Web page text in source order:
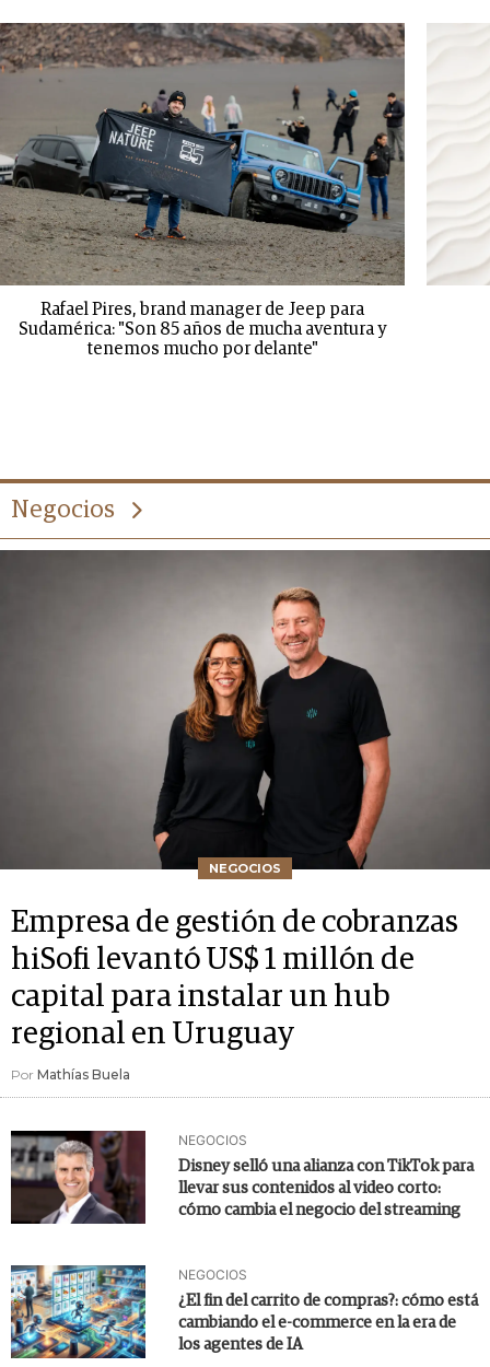
Rafael Pires, brand manager de Jeep para
Sudamérica: "Son 85 años de mucha aventura y
tenemos mucho por delante"
Negocios
NEGOCIOS
Empresa de gestión de cobranzas
hiSofi levantó US$ 1 millón de
capital para instalar un hub
regional en Uruguay
Por Mathías Buela
NEGOCIOS
Disney selló una alianza con TikTok para
llevar sus contenidos al video corto:
cómo cambia el negocio del streaming
NEGOCIOS
¿El fin del carrito de compras?: cómo está
cambiando el e-commerce en la era de
los agentes de IA